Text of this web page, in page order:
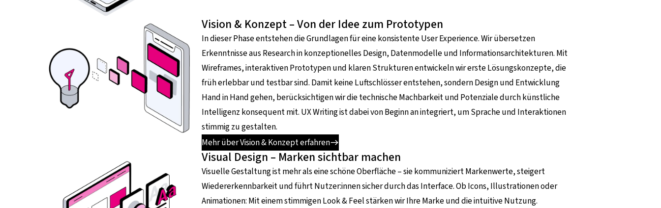
Vision & Konzept – Von der Idee zum Prototypen
In dieser Phase entstehen die Grundlagen für eine konsistente User Experience. Wir übersetzen
Erkenntnisse aus Research in konzeptionelles Design, Datenmodelle und Informationsarchitekturen. Mit
Wireframes, interaktiven Prototypen und klaren Strukturen entwickeln wir erste Lösungskonzepte, die
früh erlebbar und testbar sind. Damit keine Luftschlösser entstehen, sondern Design und Entwicklung
Hand in Hand gehen, berücksichtigen wir die technische Machbarkeit und Potenziale durch künstliche
Intelligenz konsequent mit. UX Writing ist dabei von Beginn an integriert, um Sprache und Interaktionen
stimmig zu gestalten.
Mehr über Vision & Konzept erfahren
Visual Design – Marken sichtbar machen
Visuelle Gestaltung ist mehr als eine schöne Oberfläche – sie kommuniziert Markenwerte, steigert
Wiedererkennbarkeit und führt Nutzer:innen sicher durch das Interface. Ob Icons, Illustrationen oder
Animationen: Mit einem stimmigen Look & Feel stärken wir Ihre Marke und die intuitive Nutzung.